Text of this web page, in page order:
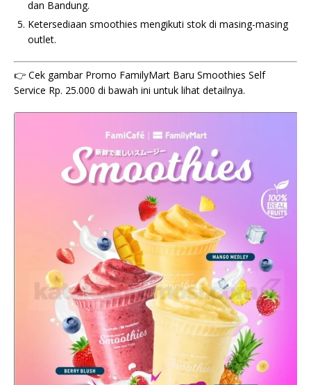
dan Bandung.
Ketersediaan smoothies mengikuti stok di masing-masing
outlet.
👉 Cek gambar Promo FamilyMart Baru Smoothies Self
Service Rp. 25.000 di bawah ini untuk lihat detailnya.